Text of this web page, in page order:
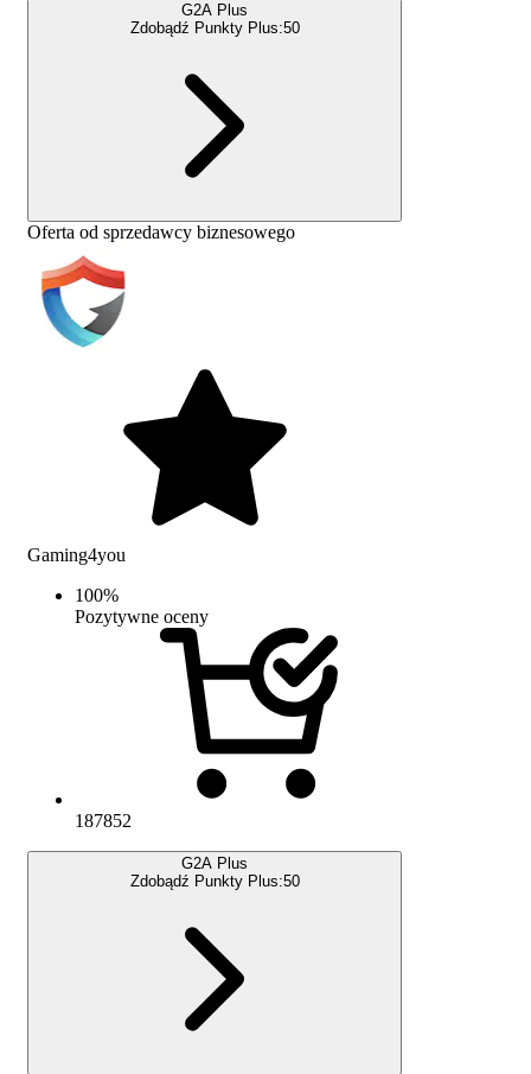
G2A Plus
Zdobądź Punkty Plus:50
Oferta od sprzedawcy biznesowego
Gaming4you
100%
Pozytywne oceny
187852
G2A Plus
Zdobądź Punkty Plus:50